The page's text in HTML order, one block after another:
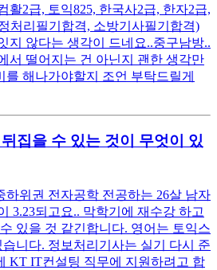
활2급, 토익825, 한국사2급, 한자2급,
처리필기합격, 소방기사필기합격)
지 않다는 생각이 드네요..중구남방..
서 떨어지는 건 아닌지 괜한 생각만
를 해나가야할지 조언 부탁드릴게
집을 수 있는 것이 무엇이 있
하위권 전자공학 전공하는 26살 남자
3.23되고요.. 막학기에 재수강 하고
있을 것 같긴합니다. 영어는 토익스
니다. 정보처리기사는 실기 다시 준
KT IT컨설팅 직무에 지원하려고 합